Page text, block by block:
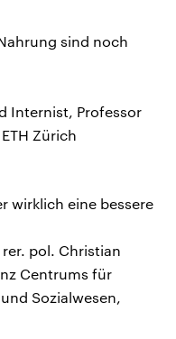
sind noch
Internist, Professor
Zürich
wirklich eine bessere
pol. Christian
Centrums für
Sozialwesen,